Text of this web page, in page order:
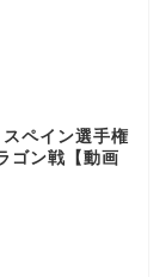
ペイン選手権
ゴン戦【動画